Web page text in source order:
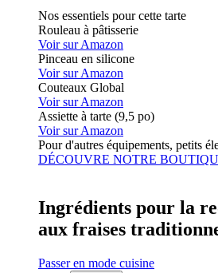
Nos essentiels pour cette tarte
Rouleau à pâtisserie
Voir sur Amazon
Pinceau en silicone
Voir sur Amazon
Couteaux Global
Voir sur Amazon
Assiette à tarte (9,5 po)
Voir sur Amazon
Pour d'autres équipements, petits
DÉCOUVRE NOTRE
Ingrédients pour la
aux fraises
Passer en mode cuisine